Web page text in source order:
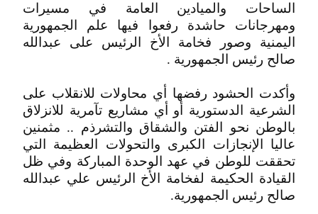
الساحات والميادين العامة في مسيرات
ومهرجانات حاشدة رفعوا فيها علم الجمهورية
اليمنية وصور فخامة الأخ الرئيس على عبدالله
صالح رئيس الجمهورية .
وأكدت الحشود رفضها أي محاولات للانقلاب على
الشرعية الدستورية أو أي مشاريع تآمرية للانزلاق
بالوطن نحو الفتن والشقاق والتشرذم .. مثمنين
عاليا الإنجازات الكبرى والتحولات العظيمة التي
تحققت للوطن في عهد الوحدة المباركة وفي ظل
القيادة الحكيمة لفخامة الأخ الرئيس علي عبدالله
صالح رئيس الجمهورية.